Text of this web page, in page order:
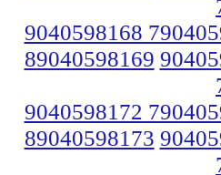
9040598168
89040598169
9040598172
89040598173